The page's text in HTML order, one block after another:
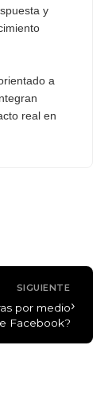
y
a
real en
SIGUIENTE
por medio
Facebook?
›